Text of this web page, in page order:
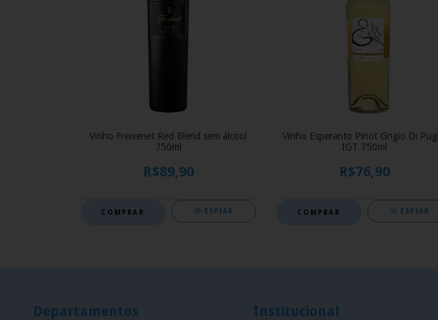
Vinho Freixenet Red Blend sem álcool
750ml
R$89,90
ESPIAR
Vinho Esperanto Pinot Grigio Di
IGT 750ml
R$76,90
ESPIAR
Departamentos Institucional